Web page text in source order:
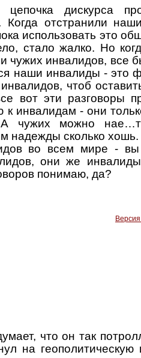
цепочка дискурса
Когда отстранили
использовать это
стало жалко. Но
инвалидов, все
наши инвалиды - это
чтоб
вот эти разговоры
инвалидам - они
чужих можно
надежды сколько
во всем мире -
они же
понимаю, да?
что он так
на